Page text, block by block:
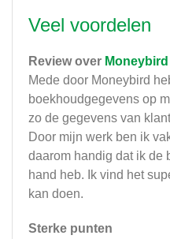
Veel voordelen
Review over Moneybird
Mede door Moneybird
boekhoudgegevens op
zo de gegevens van
Door mijn werk ben ik
daarom handig dat ik de
hand heb. Ik vind het
kan doen.
Sterke punten